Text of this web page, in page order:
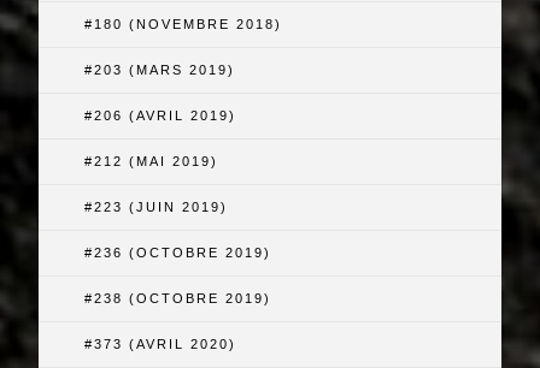
#180 (NOVEMBRE 2018)
#203 (MARS 2019)
#206 (AVRIL 2019)
#212 (MAI 2019)
#223 (JUIN 2019)
#236 (OCTOBRE 2019)
#238 (OCTOBRE 2019)
#373 (AVRIL 2020)